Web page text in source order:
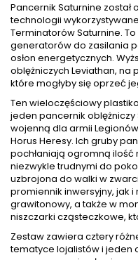
Pancernik Saturnine
technologii
Terminatorów Saturnine.
generatorów do zasilania
osłon energetycznych.
oblężniczych Leviathan, na
które mogłyby się oprzeć
Ten wieloczęściowy
jeden pancernik
wojenną dla armii
Horus Heresy. Ich gruby
pochłaniają ogromną ilość
niezwykle trudnymi do
uzbrojona do walki w
promiennik inwersyjny, jak
grawitonowy, a także w
niszczarki cząsteczkowe,
Zestaw zawiera cztery
tematyce lojalistów i jeden